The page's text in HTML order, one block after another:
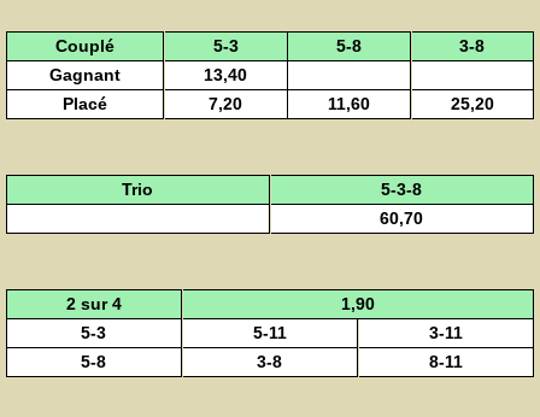
Couplé 5-3 5-8
3-8
Gagnant
13,40
Placé
7,20 11,60 25,20
Trio
5-3-8
60,70
2 sur 4
1,90
5-3
5-11
3-11
5-8
3-8 8-11